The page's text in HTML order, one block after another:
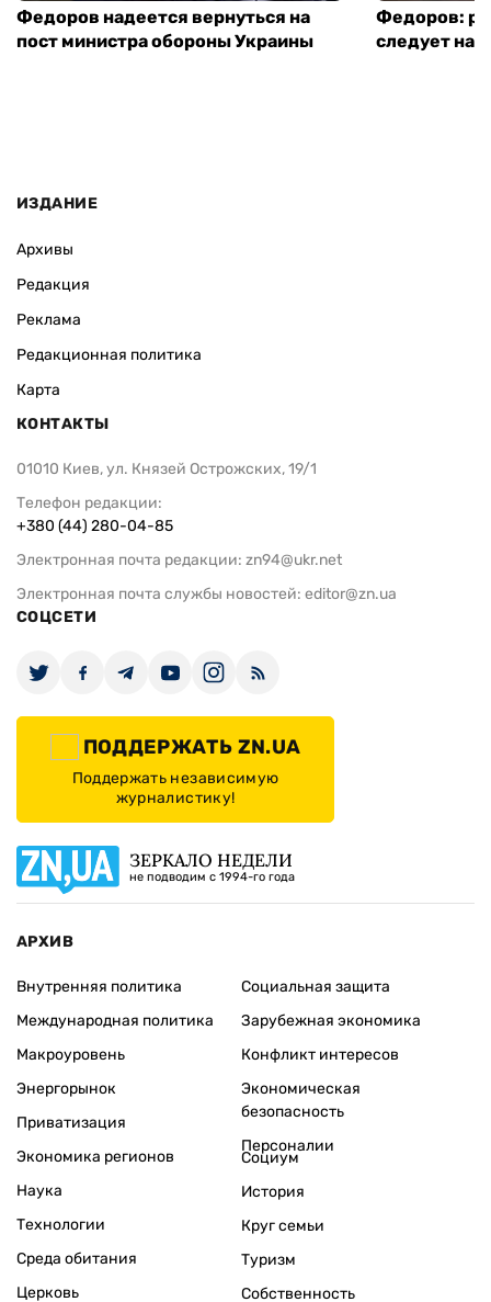
Федоров надеется вернуться на
пост министра обороны Украины
Федоров:
следует
ИЗДАНИЕ
Архивы
Редакция
Реклама
Редакционная политика
Карта
КОНТАКТЫ
01010 Киев, ул. Князей Острожских, 19/1
Телефон редакции:
+380 (44) 280-04-85
Электронная почта редакции: zn94@ukr.net
Электронная почта службы новостей: editor@zn.ua
СОЦСЕТИ
ПОДДЕРЖАТЬ ZN.UA
Поддержать независимую
журналистику!
ЗЕРКАЛО НЕДЕЛИ
не подводим с 1994-го года
АРХИВ
Внутренняя политика
Международная политика
Макроуровень
Энергорынок
Приватизация
Экономика регионов
Социальная защита
Зарубежная экономика
Конфликт интересов
Экономическая
безопасность
Персоналии
Наука
Технологии
Среда обитания
Церковь
Социум
История
Круг семьи
Туризм
Собственность